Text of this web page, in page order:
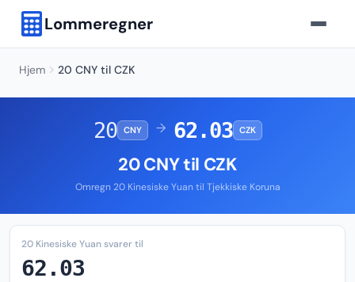
Lommeregner
Hjem 20 CNY til CZK
20 CNY → 62.03 CZK
20 CNY til CZK
Omregn 20 Kinesiske Yuan til Tjekkiske Koruna
20 Kinesiske Yuan svarer til
62.03